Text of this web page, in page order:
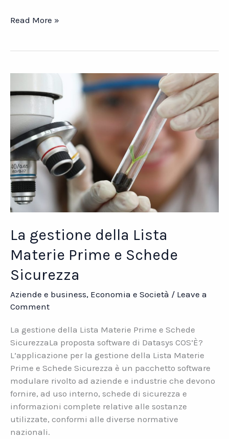
Italia
rischi
PMI
Read More »
La gestione della Lista
Materie Prime e Schede
Sicurezza
Aziende e business, Economia e Società / Leave a
Comment
La gestione della Lista Materie Prime e Schede
SicurezzaLa proposta software di Datasys COS’È?
L’applicazione per la gestione della Lista Materie
Prime e Schede Sicurezza è un pacchetto software
modulare rivolto ad aziende e industrie che devono
fornire, ad uso interno, schede di sicurezza e
informazioni complete relative alle sostanze
utilizzate, conformi alle diverse normative
nazionali.